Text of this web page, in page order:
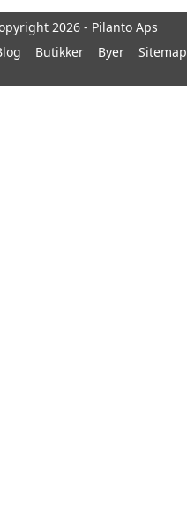
2026 - Pilanto Aps
Butikker Byer Sitemap